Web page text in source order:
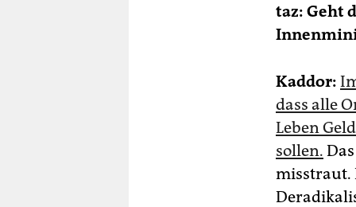
taz: Geht
Kaddor:
dass alle
Leben
sollen.
misstraut.